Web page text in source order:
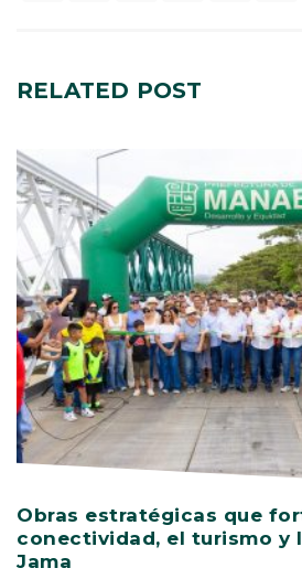
RELATED POST
Obras estratégicas que
conectividad, el turismo y
Jama